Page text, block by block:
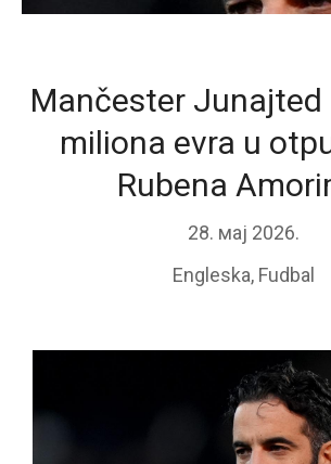
Mančester Junajted
miliona evra u
Rubena
28. мај 2026.
Engleska, Fudbal